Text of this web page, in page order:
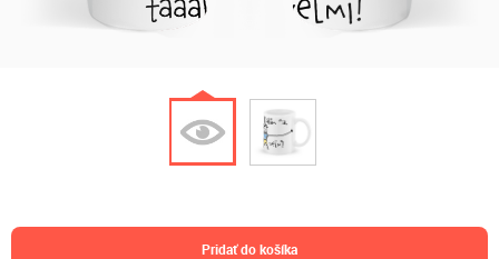
pridať do košíka